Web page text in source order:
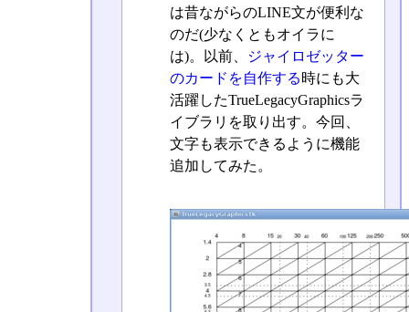
は昔ながらのLINE文が便利な
のだ(少なくともオイラに
は)。以前、
ジャイロゼッター
のカードを自作する時にも大
活躍したTrueLegacyGraphicsラ
イブラリを取り出す。今回、
文字も表示できるように機能
追加してみた。